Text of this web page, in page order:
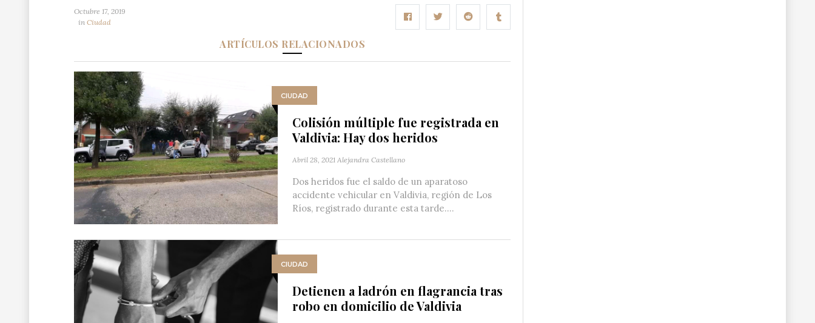
Octubre 17, 2019
in Ciudad
ARTÍCULOS RELACIONADOS
CIUDAD
Colisión múltiple fue registrada en
Valdivia: Hay dos heridos
Abril 28, 2021 Alejandra Castellano
Dos heridos fue el saldo de un aparatoso
accidente vehicular en Valdivia, región de Los
Ríos, registrado durante esta tarde....
CIUDAD
Detienen a ladrón en flagrancia tras
robo en domicilio de Valdivia